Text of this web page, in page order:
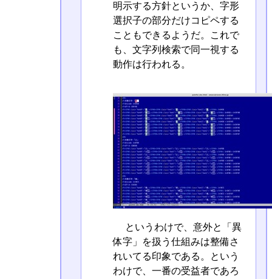
明示する方針というか、字形
選択子の部分だけコピペする
こともできるようだ。これで
も、文字列検索で同一視する
動作は行われる。
というわけで、意外と「異
体字」を扱う仕組みは整備さ
れいてる印象である。という
わけで、一番の受益者であろ